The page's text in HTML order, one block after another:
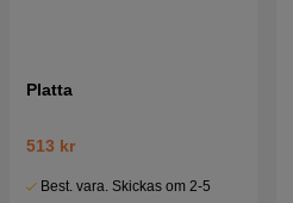
Platta
513 kr
Best. vara. Skickas om 2-5